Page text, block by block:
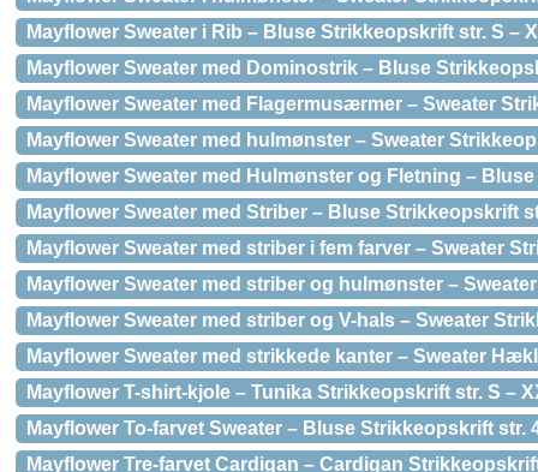
Mayflower Sweater i Rib – Bluse Strikkeopskrift str. S –
Mayflower Sweater med Dominostrik – Bluse
Mayflower Sweater med Flagermusærmer – Sweater
Mayflower Sweater med hulmønster – Sweater
Mayflower Sweater med Hulmønster og Fletning –
Mayflower Sweater med Striber – Bluse Strikkeopskrift
Mayflower Sweater med striber i fem farver – Sweater
Mayflower Sweater med striber og hulmønster –
Mayflower Sweater med striber og V-hals – Sweater
Mayflower Sweater med strikkede kanter – Sweater
Mayflower T-shirt-kjole – Tunika Strikkeopskrift str. S –
Mayflower To-farvet Sweater – Bluse Strikkeopskrift str.
Mayflower Tre-farvet Cardigan – Cardigan